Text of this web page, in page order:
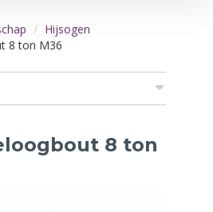
Hijsogen
8 ton M36
8 ton